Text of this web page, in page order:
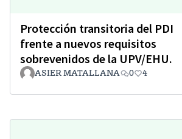
Protección transitoria del PDI
frente a nuevos requisitos
sobrevenidos de la UPV/EHU.
ASIER MATALLANA 0 4